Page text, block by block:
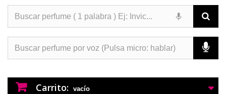
Carrito: vacío